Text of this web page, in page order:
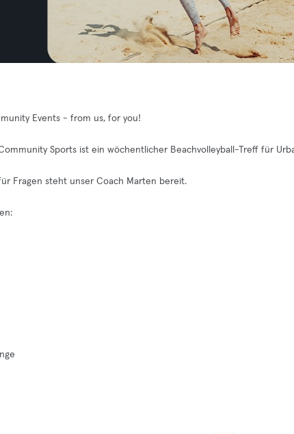
Events - from us, for you!
Sports ist ein wöchentlicher Beachvolleyball-Treff für
Fragen steht unser Coach Marten bereit.